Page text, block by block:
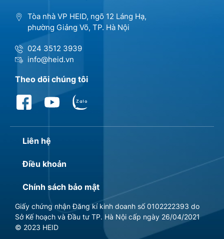
Tòa nhà VP HEID, ngõ 12 Láng Hạ,
phường Giảng Võ, TP. Hà Nội
024 3512 3939
info@heid.vn
Theo dõi chúng tôi
Liên hệ
Điều khoản
Chính sách bảo mật
Giấy chứng nhận Đăng kí kinh doanh số 0102222393 do
Sở Kế hoạch và Đầu tư TP. Hà Nội cấp ngày 26/04/2021
© 2023 HEID